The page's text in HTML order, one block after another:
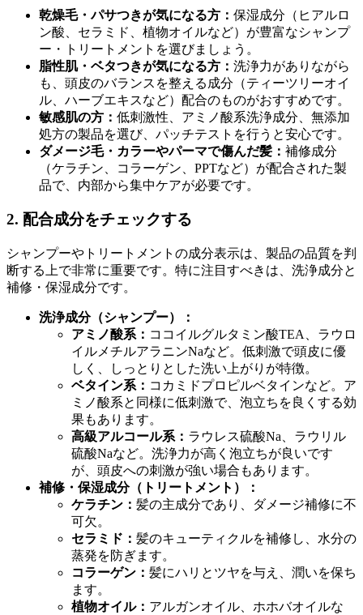
乾燥毛・パサつきが気になる方： 保湿成分（ヒアルロ
ン酸、セラミド、植物オイルなど）が豊富なシャンプ
ー・トリートメントを選びましょう。
脂性肌・ベタつきが気になる方： 洗浄力がありながら
も、頭皮のバランスを整える成分（ティーツリーオイ
ル、ハーブエキスなど）配合のものがおすすめです。
敏感肌の方： 低刺激性、アミノ酸系洗浄成分、無添加
処方の製品を選び、パッチテストを行うと安心です。
ダメージ毛・カラーやパーマで傷んだ髪： 補修成分
（ケラチン、コラーゲン、PPTなど）が配合された製
品で、内部から集中ケアが必要です。
2. 配合成分をチェックする
シャンプーやトリートメントの成分表示は、製品の品質を判
断する上で非常に重要です。特に注目すべきは、洗浄成分と
補修・保湿成分です。
洗浄成分（シャンプー）：
アミノ酸系： ココイルグルタミン酸TEA、ラウロ
イルメチルアラニンNaなど。低刺激で頭皮に優
しく、しっとりとした洗い上がりが特徴。
ベタイン系： コカミドプロピルベタインなど。ア
ミノ酸系と同様に低刺激で、泡立ちを良くする効
果もあります。
高級アルコール系： ラウレス硫酸Na、ラウリル
硫酸Naなど。洗浄力が高く泡立ちが良いです
が、頭皮への刺激が強い場合もあります。
補修・保湿成分（トリートメント）：
ケラチン： 髪の主成分であり、ダメージ補修に不
可欠。
セラミド： 髪のキューティクルを補修し、水分の
蒸発を防ぎます。
コラーゲン： 髪にハリとツヤを与え、潤いを保ち
ます。
植物オイル： アルガンオイル、ホホバオイルな